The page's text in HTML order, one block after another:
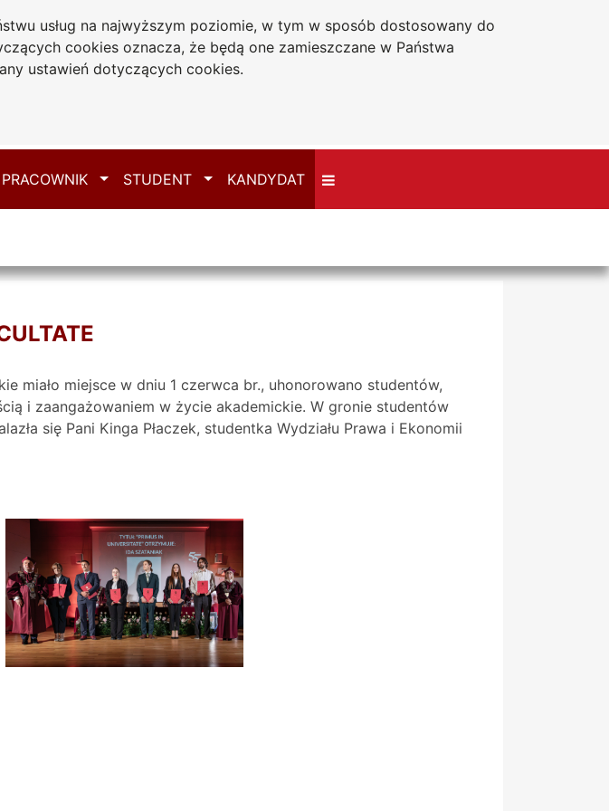
usług na najwyższym poziomie, w tym w sposób dostosowany do
cookies oznacza, że będą one zamieszczane w Państwa
ustawień dotyczących cookies.
Deklaracja dostępności
Mapa serwisu
PRACOWNIK Przełącz
STUDENT Przełącz
KANDYDAT
miało miejsce w dniu 1 czerwca br., uhonorowano studentów,
i zaangażowaniem w życie akademickie. W gronie studentów
się Pani Kinga Płaczek, studentka Wydziału Prawa i Ekonomii